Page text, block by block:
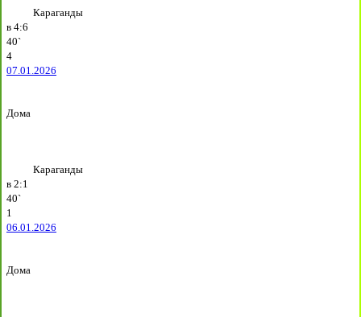
Караганды
в 4:6
40`
4
07.01.2026
Дома
Караганды
в 2:1
40`
1
06.01.2026
Дома